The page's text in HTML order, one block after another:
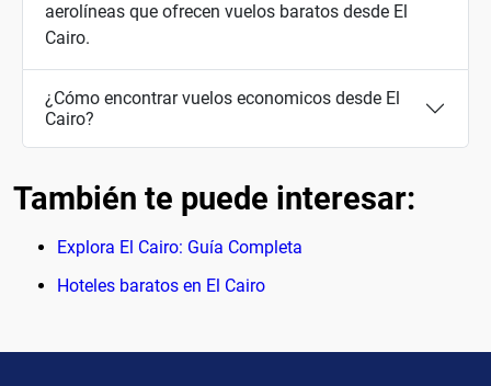
aerolíneas que ofrecen vuelos baratos desde El
Cairo.
¿Cómo encontrar vuelos economicos desde El
Cairo?
También te puede interesar:
Explora El Cairo: Guía Completa
Hoteles baratos en El Cairo